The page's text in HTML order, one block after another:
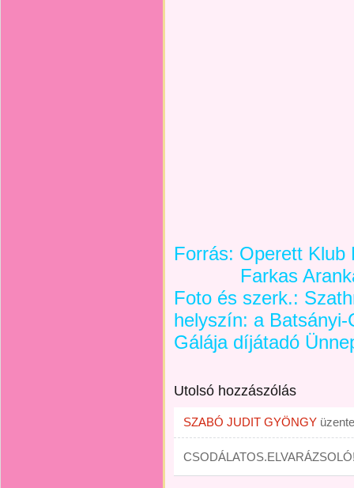
Forrás: Operett Klub
Farkas Aranka
Foto és szerk.:
helyszín: a
Gálája díjátadó
Utolsó hozzászólás
SZABÓ JUDIT GYÖNGY